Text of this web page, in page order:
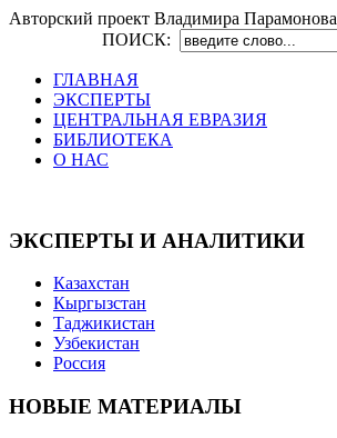
Авторский проект Владимира Парамонова
ПОИСК:
ГЛАВНАЯ
ЭКСПЕРТЫ
ЦЕНТРАЛЬНАЯ ЕВРАЗИЯ
БИБЛИОТЕКА
О НАС
ЭКСПЕРТЫ И АНАЛИТИКИ
Казахстан
Кыргызстан
Таджикистан
Узбекистан
Россия
НОВЫЕ МАТЕРИАЛЫ